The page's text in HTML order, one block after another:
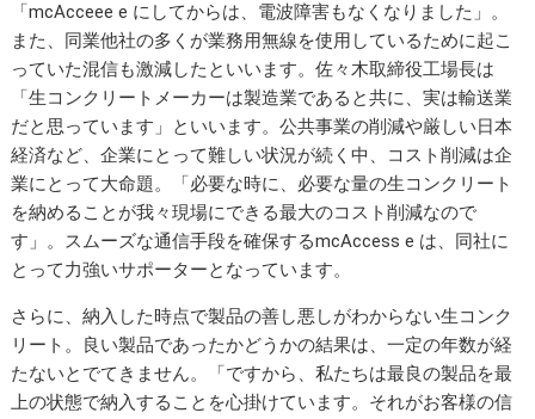
「mcAcceee e にしてからは、電波障害もなくなりました」。
また、同業他社の多くが業務用無線を使用しているために起こ
っていた混信も激減したといいます。佐々木取締役工場長は
「生コンクリートメーカーは製造業であると共に、実は輸送業
だと思っています」といいます。公共事業の削減や厳しい日本
経済など、企業にとって難しい状況が続く中、コスト削減は企
業にとって大命題。「必要な時に、必要な量の生コンクリート
を納めることが我々現場にできる最大のコスト削減なので
す」。スムーズな通信手段を確保するmcAccess e は、同社に
とって力強いサポーターとなっています。
さらに、納入した時点で製品の善し悪しがわからない生コンク
リート。良い製品であったかどうかの結果は、一定の年数が経
たないとでてきません。「ですから、私たちは最良の製品を最
上の状態で納入することを心掛けています。それがお客様の信